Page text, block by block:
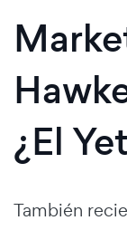
¿El
También